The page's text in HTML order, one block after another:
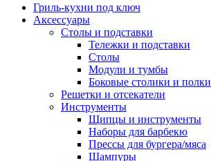
Гриль-кухни под ключ
Аксессуары
Столы и подставки
Тележки и подставки
Столы
Модули и тумбы
Боковые столики и полки
Решетки и отсекатели
Инструменты
Щипцы и инструменты
Наборы для барбекю
Прессы для бургера/мяса
Шампуры